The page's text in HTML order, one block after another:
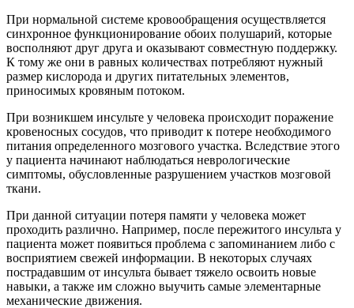
При нормальной системе кровообращения осуществляется
синхронное функционирование обоих полушарий, которые
восполняют друг друга и оказывают совместную поддержку.
К тому же они в равных количествах потребляют нужный
размер кислорода и других питательных элементов,
приносимых кровяным потоком.
При возникшем инсульте у человека происходит поражение
кровеносных сосудов, что приводит к потере необходимого
питания определенного мозгового участка. Вследствие этого
у пациента начинают наблюдаться неврологические
симптомы, обусловленные разрушением участков мозговой
ткани.
При данной ситуации потеря памяти у человека может
проходить различно. Например, после пережитого инсульта у
пациента может появиться проблема с запоминанием либо с
восприятием свежей информации. В некоторых случаях
пострадавшим от инсульта бывает тяжело освоить новые
навыки, а также им сложно выучить самые элементарные
механические движения.